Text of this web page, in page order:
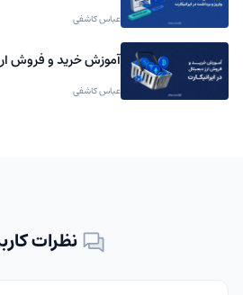
عباس کاشفی
آموزش خرید و فروش ارز
عباس کاشفی
نظرات